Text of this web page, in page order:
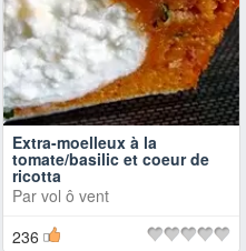
Extra-moelleux à la
tomate/basilic et coeur de
ricotta
Par vol ô vent
236